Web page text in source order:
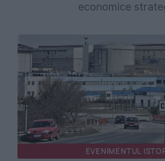
economice
EVENIMENTUL